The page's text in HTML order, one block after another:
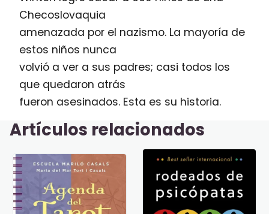
Checoslovaquia
amenazada por el nazismo. La mayoría de
estos niños nunca
volvió a ver a sus padres; casi todos los
que quedaron atrás
fueron asesinados. Esta es su historia.
Artículos relacionados